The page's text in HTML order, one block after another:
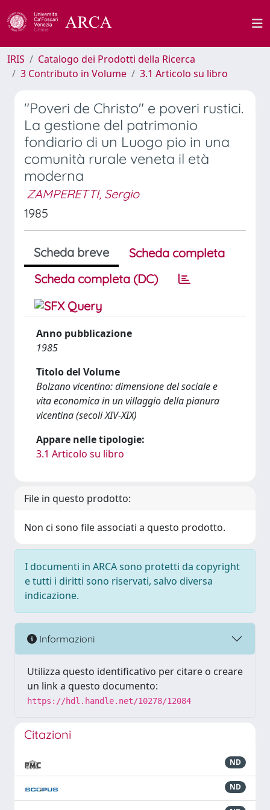
IRIS
Catalogo dei Prodotti della Ricerca
3 Contributo in Volume
3.1 Articolo su libro
"Poveri de Christo" e poveri rustici.
La gestione del patrimonio
fondiario di un Luogo pio in una
comunità rurale veneta il età
moderna
ZAMPERETTI, Sergio
1985
Scheda breve
Scheda completa
Scheda completa (DC)
Anno pubblicazione
1985
Titolo del Volume
Bolzano vicentino: dimensione del sociale e
vita economica in un villaggio della pianura
vicentina (secoli XIV-XIX)
Appare nelle tipologie:
3.1 Articolo su libro
File in questo prodotto:
Non ci sono file associati a questo prodotto.
I documenti in ARCA sono protetti da copyright
e tutti i diritti sono riservati, salvo diversa
indicazione.
Informazioni
Utilizza questo identificativo per citare o creare
un link a questo documento:
https://hdl.handle.net/10278/12084
Citazioni
ND
ND